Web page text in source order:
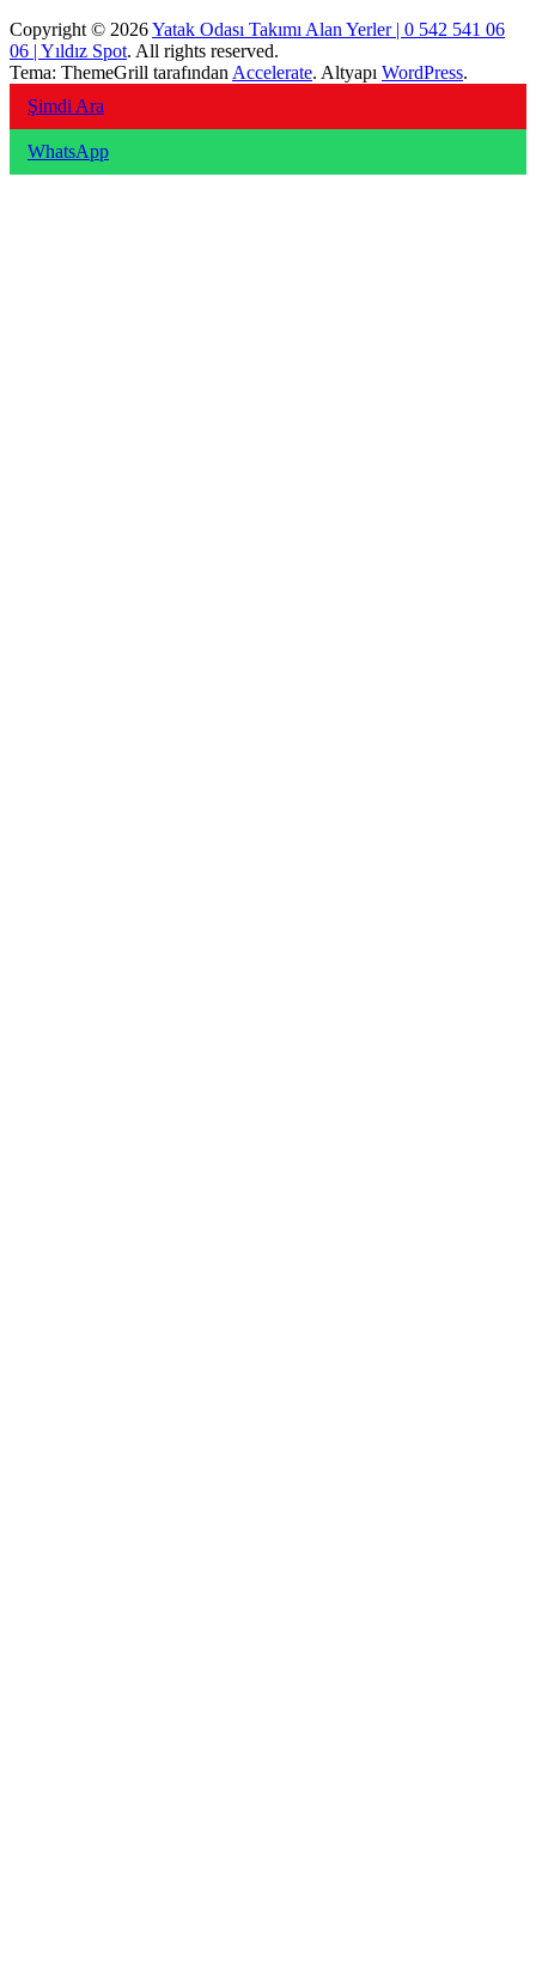
Copyright © 2026Yatak Odası Takımı Alan Yerler | 0 542 541 06
06 | Yıldız Spot. All rights reserved.
Tema: ThemeGrill tarafından Accelerate. Altyapı WordPress.
Şimdi Ara
WhatsApp